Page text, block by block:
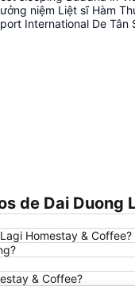
International De Tân
de Dai Duong
Homestay & Coffee?
& Coffee?